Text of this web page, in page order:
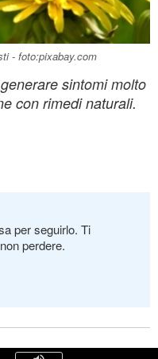
- foto:pixabay.com
sintomi molto
con rimedi naturali.
per seguirlo. Ti
perdere.